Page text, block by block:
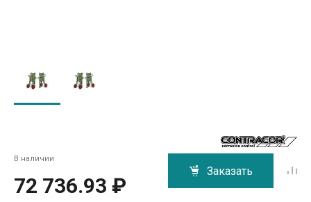
В наличии
72 736.93 ₽
Заказать